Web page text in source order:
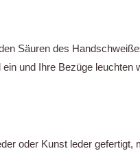
Säuren des
und Ihre Bezüge leuchten
oder Kunst leder gefertigt,